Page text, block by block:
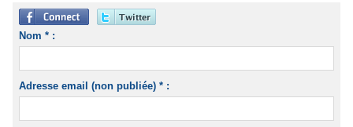
Nom * :
Adresse email (non publiée) * :